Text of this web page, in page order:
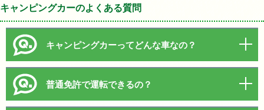
キャンピングカーのよくある質問
キャンピングカーってどんな車なの？
普通免許で運転できるの？